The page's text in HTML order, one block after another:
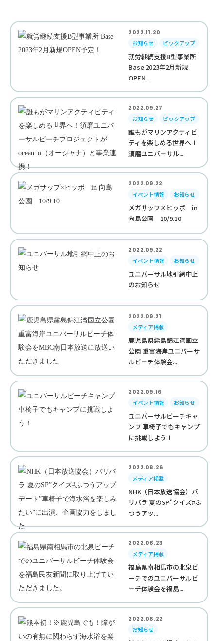
2022.11.20
お知らせ
ピックアップ
就労継続支援B型事業所
Base 2023年2月新規
OPEN...
2022.09.27
お知らせ
ピックアップ
誰もがマリンアクティビ
ティを楽しめる世界へ！
須磨ユニバーサル...
2022.09.22
イベント情報
お知らせ
メガサップ×ヒッポ in
向島公園 10/9.10
2022.09.22
イベント情報
お知らせ
ユニバーサル地引網中止
のお知らせ
2022.09.21
メディア掲載
鹿児島県霧島錦江湾国立
公園 重富海岸ユニバーサ
ルビーチ体験会...
2022.09.16
イベント情報
お知らせ
ユニバーサルビーチキャ
ンプ 車椅子でもキャンプ
に挑戦しよう！
2022.08.26
メディア掲載
NHK（日本放送協会）バ
リバラ 夏のSP”クイズ#ふ
つうアッ...
2022.08.23
メディア掲載
福島県南相馬市の北泉ビ
ーチでのユニバーサルビ
ーチ体験会を福島...
2022.08.22
お知らせ